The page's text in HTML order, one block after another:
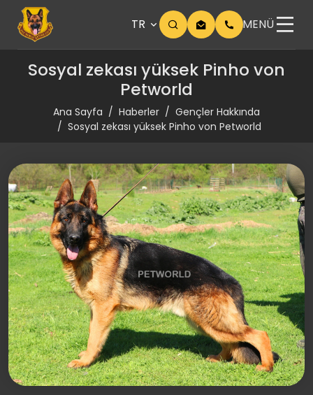
TR MENÜ
Sosyal zekası yüksek Pinho von
Petworld
Ana Sayfa Haberler
Gençler Hakkında
Sosyal zekası yüksek Pinho von Petworld